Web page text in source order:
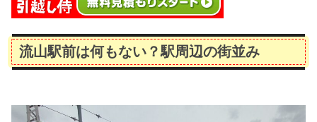
流山駅前は何もない？駅周辺の街並み